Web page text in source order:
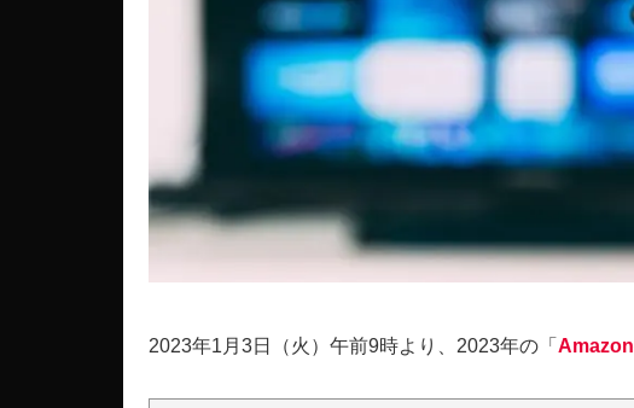
2023年1月3日（火）午前9時より、2023年の「